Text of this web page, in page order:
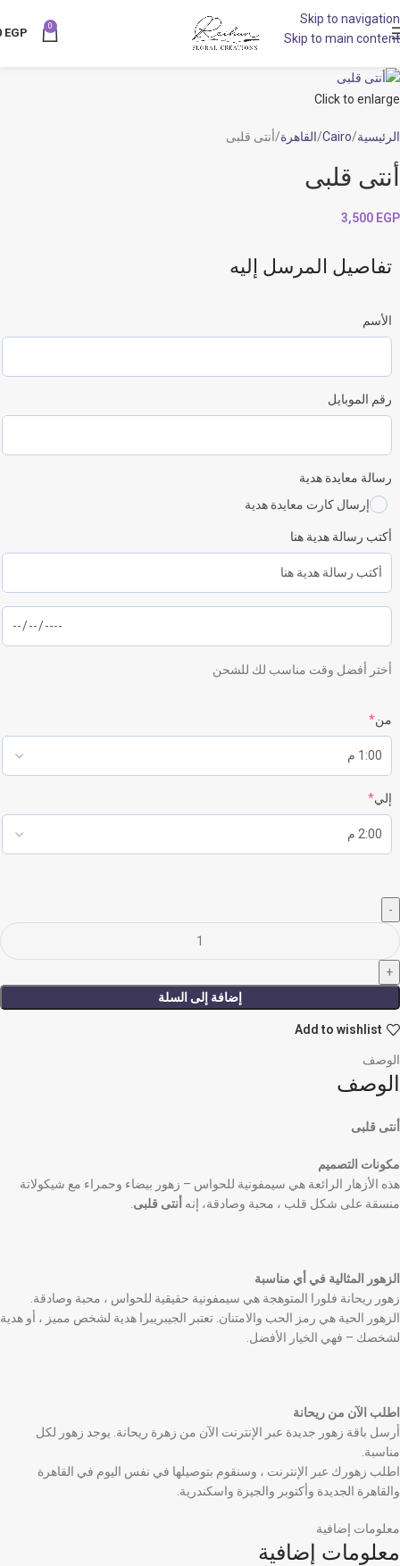
Skip to navigation
Skip to main content
0
EGP
NEW
Click to enlarge
الرئيسية Cairo القاهرة أنتى قلبى
أنتى قلبى
3,500 EGP
تفاصيل المرسل إليه
الأسم
رقم الموبايل
رسالة معايدة هدية
إرسال كارت معايدة هدية
أكتب رسالة هدية هنا
أختر أفضل وقت مناسب لك للشحن
من*
إلي*
إضافة إلى السلة
Add to wishlist
الوصف
الوصف
أنتى قلبى
مكونات التصميم
هذه الأزهار الرائعة هي سيمفونية للحواس – زهور بيضاء وحمراء مع شيكولاتة
منسقة على شكل قلب ، محبة وصادقة، إنه أنتى قلبى
الزهور المثالية في أي مناسبة
زهور ريحانة فلورا المتوهجة هي سيمفونية حقيقية للحواس ، محبة وصادقة.
الزهور الحية هي رمز الحب والامتنان. تعتبر الجيبريبرا هدية لشخص مميز ، أو هدية
لشخصك – فهي الخيار الأفضل.
اطلب الآن من ريحانة
أرسل باقة زهور جديدة عبر الإنترنت الآن من زهرة ريحانة. يوجد زهور لكل
مناسبة.
اطلب زهورك عبر الإنترنت ، وسنقوم بتوصيلها في نفس اليوم في القاهرة
والقاهرة الجديدة وأكتوبر والجيزة واسكندرية.
معلومات إضافية
معلومات إضافية